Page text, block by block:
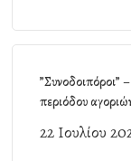
”Συνοδοιπόροι”
περιόδου
22 Ιουλίου